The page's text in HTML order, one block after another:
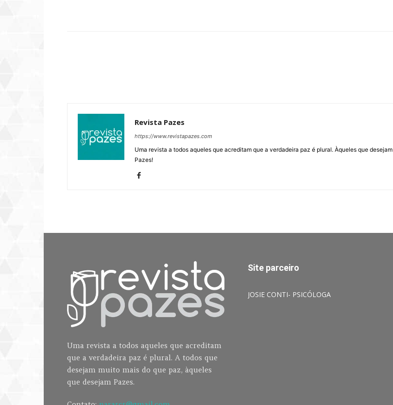
Revista Pazes
https://www.revistapazes.com
Uma revista a todos aqueles que acreditam que a verdadeira paz é plural. Àqueles que desejam
Pazes!
Uma revista a todos aqueles que acreditam
que a verdadeira paz é plural. A todos que
desejam muito mais do que paz, àqueles
que desejam Pazes.
Site parceiro
JOSIE CONTI- PSICÓLOGA